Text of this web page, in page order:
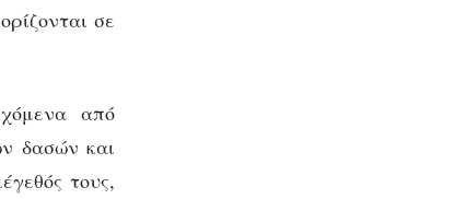
σε
από
δασών και
τους,